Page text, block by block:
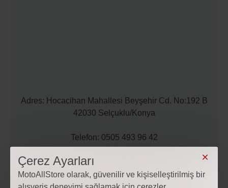
Çerez Ayarları
MotoAllStore olarak, güvenilir ve kişiselleştirilmiş bir
Adres: Hocacihan Mahallesi Beyşehir Cd. No:192 B
42030 Selçuklu/Konya
Telefon: 0505 493 96 42
Mail: iletisim@motoallstore.com